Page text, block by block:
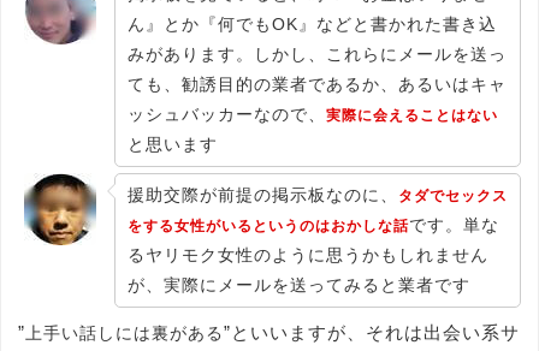
ん』とか『何でもOK』などと書かれた書き込
みがあります。しかし、これらにメールを送っ
ても、勧誘目的の業者であるか、あるいはキャ
ッシュバッカーなので、 実際に会えることはない
と思います
援助交際が前提の掲示板なのに、
タダでセックス
をする女性がいるというのはおかしな話です。単な
るヤリモク女性のように思うかもしれません
が、実際にメールを送ってみると業者です
” 上手い話しには裏がある”といいますが、それは出会い系サ